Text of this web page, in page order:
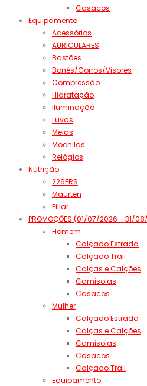
Casacos
Equipamento
Acessórios
AURICULARES
Bastões
Bonés/Gorros/Visores
Compressão
Hidratação
Iluminação
Luvas
Meias
Mochilas
Relógios
Nutrição
226ERS
Maurten
Pillar
PROMOÇÕES (01/07/2026 - 31/
Homem
Calçado Estrada
Calçado Trail
Calças e Calções
Camisolas
Casacos
Mulher
Calçado Estrada
Calças e Calções
Camisolas
Casacos
Calçado Trail
Equipamento